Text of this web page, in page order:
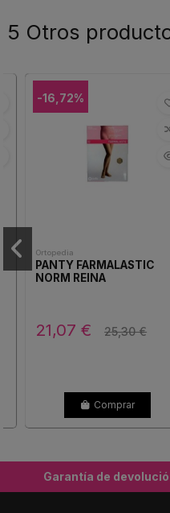
5 Otros
-16,72%
Ortopedia
PANTY FARMALASTIC
NORM REINA
21,07 € 25,30 €
Comprar
Garantía de